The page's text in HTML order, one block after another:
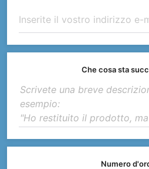
Che cosa sta
Numero